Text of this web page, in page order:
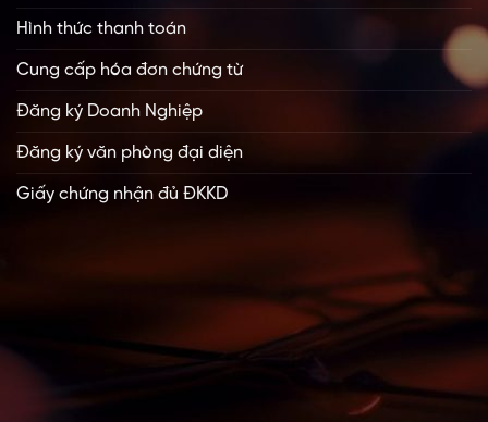
Hình thức thanh toán
Cung cấp hóa đơn chứng từ
Đăng ký Doanh Nghiệp
Đăng ký văn phòng đại diện
Giấy chứng nhận đủ ĐKKD